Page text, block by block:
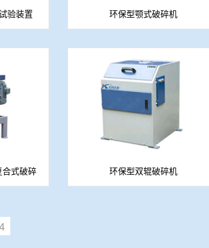
验装置 环保型颚式破碎机
式破碎
环保型双辊破碎机
4